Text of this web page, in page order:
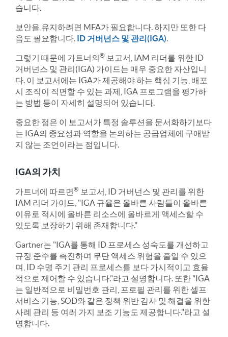
습니다.
보안을 유지하려면 MFA가 필요합니다. 하지만 또한 다
음도 필요합니다. ID 거버넌스 및 관리(IGA)
그렇기 때문에 가트너의® 보고서, IAM 리더를 위한 ID
거버넌스 및 관리(IGA) 가이드는 매우 중요한 자산입니
다. 이 보고서에는 IGA가 제공해야 하는 핵심 기능, 배포
시 조직이 직면할 수 있는 과제, IGA 프로그램을 평가하
는 방법 등이 자세히 설명되어 있습니다.
중요한 점은 이 보고서가 특정 솔루션을 문서화하기보다
는 IGA의 중요성과 역할을 논의하는 공급업체에 구애받
지 않는 조언이라는 점입니다.
IGA의 가치
가트너에 따르면® 보고서, ID 거버넌스 및 관리를 위한
IAM 리더 가이드, "IGA 규율은 올바른 사람들이 올바른
이유로 적시에 올바른 리소스에 올바르게 액세스할 수
있도록 보장하기 위해 존재합니다."
Gartner는 "IGA를 통해 ID 프로세스 성숙도를 개선하고
규정 준수를 촉진하며 무단 액세스 위험을 줄일 수 있으
며, ID 수명 주기 관리 프로세스를 보다 가시적이고 효율
적으로 제어할 수 있습니다."라고 설명합니다. 또한 "IGA
는 일반적으로 비밀번호 관리, 프로필 관리를 위한 셀프
서비스 기능, SOD와 같은 정책 위반 감사 및 해결을 위한
사례 관리 등 여러 가지 보조 기능도 제공합니다."라고 설
명합니다.